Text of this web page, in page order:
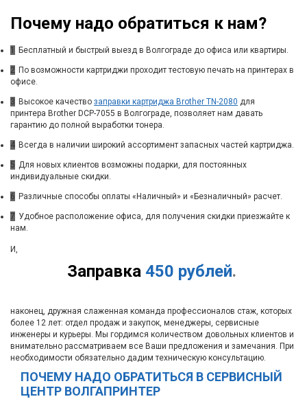
Почему надо обратиться к нам?
1 Бесплатный и быстрый выезд в Волгограде до офиса или квартиры.
2 По возможности картриджи проходит тестовую печать на принтерах в
офисе.
3 Высокое качество заправки картриджа Brother TN-2080 для
принтера Brother DCP-7055 в Волгограде, позволяет нам давать
гарантию до полной выработки тонера.
4 Всегда в наличии широкий ассортимент запасных частей картриджа.
5 Для новых клиентов возможны подарки, для постоянных
индивидуальные скидки.
6 Различные способы оплаты «Наличный» и «Безналичный» расчет.
7 Удобное расположение офиса, для получения скидки приезжайте к
нам.
Заправка 450 рублей.
И,
наконец, дружная слаженная команда профессионалов стаж, которых
более 12 лет: отдел продаж и закупок, менеджеры, сервисные
инженеры и курьеры. Мы гордимся количеством довольных клиентов и
внимательно рассматриваем все Ваши предложения и замечания. При
необходимости обязательно дадим техническую консультацию.
ПОЧЕМУ НАДО ОБРАТИТЬСЯ В СЕРВИСНЫЙ
ЦЕНТР ВОЛГАПРИНТЕР